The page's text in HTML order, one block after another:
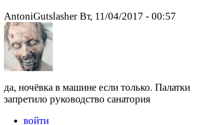
AntoniGutslasher Вт, 11/04/2017 - 00:57
да, ночёвка в машине если только. Палатки
запретило руководство санатория
войти